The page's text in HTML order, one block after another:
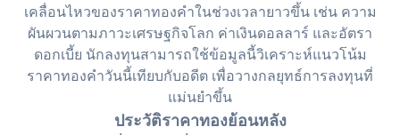
เคลื่อนไหวของราคาทองคำในช่วงเวลายาวขึ้น เช่น ความ
ผันผวนตามภาวะเศรษฐกิจโลก ค่าเงินดอลลาร์ และอัตรา
ดอกเบี้ย นักลงทุนสามารถใช้ข้อมูลนี้วิเคราะห์แนวโน้ม
ราคาทองคำวันนี้เทียบกับอดีต เพื่อวางกลยุทธ์การลงทุนที่
แม่นยำขึ้น
ประวัติราคาทองย้อนหลัง